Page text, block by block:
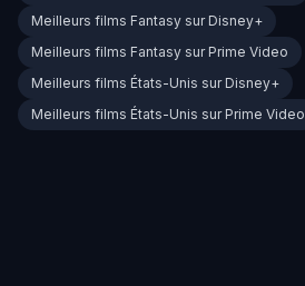
Meilleurs films Fantasy sur Disney+
Meilleurs films Fantasy sur Prime Video
Meilleurs films États-Unis sur Disney+
Meilleurs films États-Unis sur Prime Video